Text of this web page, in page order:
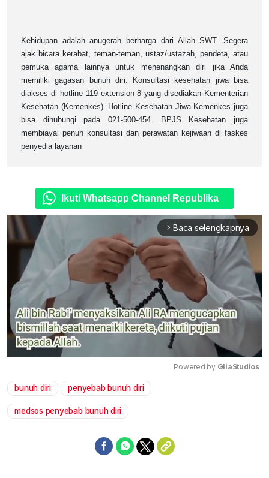
Kehidupan adalah anugerah berharga dari Allah SWT. Segera
ajak bicara kerabat, teman-teman, ustaz/ustazah, pendeta, atau
pemuka agama lainnya untuk menenangkan diri jika Anda
memiliki gagasan bunuh diri. Konsultasi kesehatan jiwa bisa
diakses di hotline 119 extension 8 yang disediakan Kementerian
Kesehatan (Kemenkes). Hotline Kesehatan Jiwa Kemenkes juga
bisa dihubungi pada 021-500-454. BPJS Kesehatan juga
membiayai penuh konsultasi dan perawatan kejiwaan di faskes
penyedia layanan
Ikuti Whatsapp Channel Republika
arrow_forward_ios Baca selengkapnya
Powered by GliaStudios
bunuh diri penyebab bunuh diri
medsos penyebab bunuh diri